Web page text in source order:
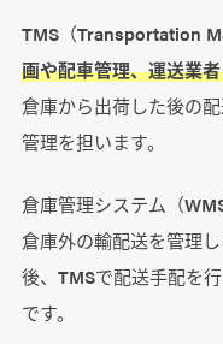
TMS（Transportation
画や配車管理、運送業
倉庫から出荷した後の
管理を担います。
倉庫管理システム（
倉庫外の輸配送を管理
後、TMSで配送手配を
です。